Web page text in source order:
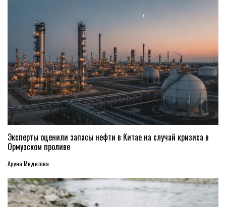
Эксперты оценили запасы нефти в Китае на случай кризиса в
Ормузском проливе
Аруна Медетова